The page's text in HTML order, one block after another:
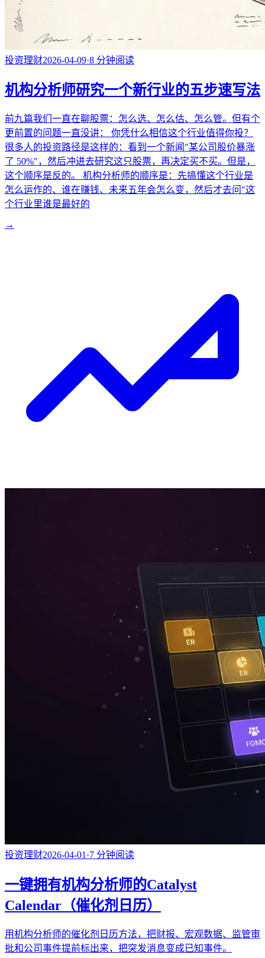
投资理财2026-04-09·8 分钟阅读
机构分析师研究一个新行业的五步速写法
前九篇我们一直在聊股票：怎么选、怎么估、怎么管。但有个
更前置的问题一直没讲： 你凭什么相信这个行业值得你投？
很多人的投资路径是这样的：看到一个新闻"某公司股价暴涨
了 50%"，然后冲进去研究这只股票，再决定买不买。但是，
这个顺序是反的。 机构分析师的顺序是：先搞懂这个行业是
怎么运作的、谁在赚钱、未来五年会怎么变，然后才去问"这
个行业里谁是最好的
→
投资理财2026-04-01 ·7 分钟阅读
一键拥有机构分析师的Catalyst
Calendar（催化剂日历）
用机构分析师的催化剂日历方法，把财报、宏观数据、监管审
批和公司事件提前标出来，把突发消息变成已知事件。